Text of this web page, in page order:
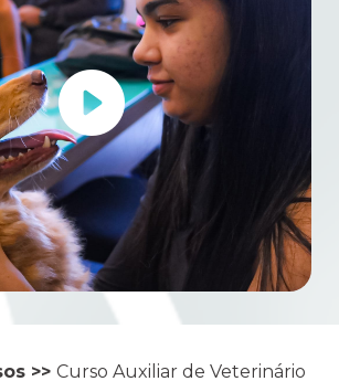
>> Curso Auxiliar de Veterinário